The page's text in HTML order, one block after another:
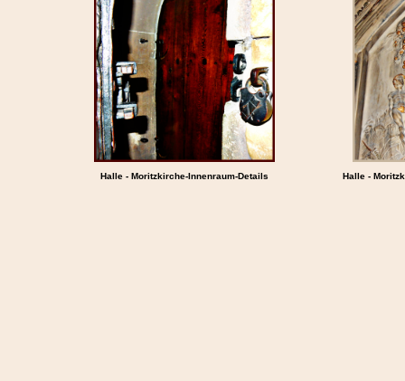
Halle - Moritzkirche-Innenraum-Details Halle -